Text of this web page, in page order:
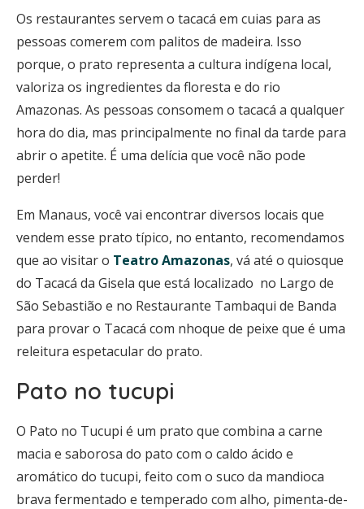
Os restaurantes servem o tacacá em cuias para as
pessoas comerem com palitos de madeira. Isso
porque, o prato representa a cultura indígena local,
valoriza os ingredientes da floresta e do rio
Amazonas. As pessoas consomem o tacacá a qualquer
hora do dia, mas principalmente no final da tarde para
abrir o apetite. É uma delícia que você não pode
perder!
Em Manaus, você vai encontrar diversos locais que
vendem esse prato típico, no entanto, recomendamos
que ao visitar o Teatro Amazonas, vá até o quiosque
do Tacacá da Gisela que está localizado no Largo de
São Sebastião e no Restaurante Tambaqui de Banda
para provar o Tacacá com nhoque de peixe que é uma
releitura espetacular do prato.
Pato no tucupi
O Pato no Tucupi é um prato que combina a carne
macia e saborosa do pato com o caldo ácido e
aromático do tucupi, feito com o suco da mandioca
brava fermentado e temperado com alho, pimenta-de-